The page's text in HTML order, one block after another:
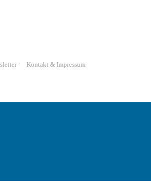
Kontakt & Impressum